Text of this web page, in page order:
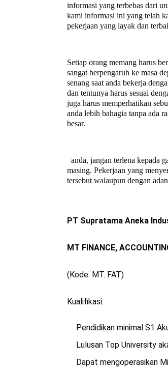
informasi yang terbebas dari
kami informasi ini yang telah
pekerjaan yang layak dan
Setiap orang memang harus
sangat berpengaruh ke masa
senang saat anda bekerja
dan tentunya harus sesuai
juga harus memperhatikan
anda lebih bahagia tanpa ada
besar.
anda, jangan terlena kepada
masing. Pekerjaan yang
tersebut walaupun dengan
PT Supratama Aneka
MT FINANCE,
(Kode: MT. FAT)
Kualifikasi:
Pendidikan minimal S1
Lulusan Top University
Dapat mengoperasikan